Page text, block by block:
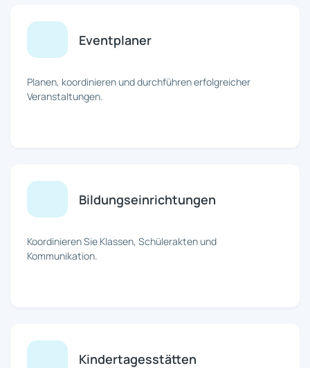
Eventplaner
Planen, koordinieren und durchführen erfolgreicher
Veranstaltungen.
Bildungseinrichtungen
Koordinieren Sie Klassen, Schülerakten und
Kommunikation.
Kindertagesstätten